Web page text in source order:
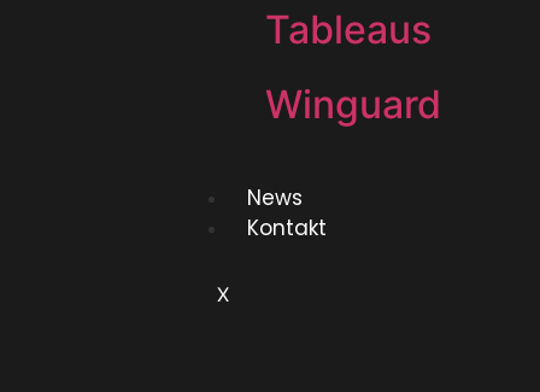
Tableaus
Winguard
News
Kontakt
X